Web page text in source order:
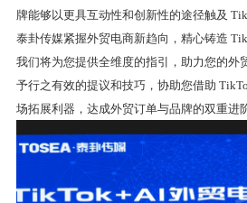
牌能够以更具互动性和创新性的途径触及
泰卦传媒紧握外贸电商新趋向，精心铸造
我们将为您提供全维度的指引，助力您的外
予行之有效的提议和技巧，协助您借助
场拓展利器，达成外贸订单与品牌的双重进